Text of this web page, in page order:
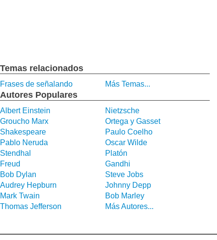
Temas relacionados
Frases de señalando Más Temas...
Autores Populares
Albert Einstein
Nietzsche
Groucho Marx
Ortega y Gasset
Shakespeare
Paulo Coelho
Pablo Neruda
Oscar Wilde
Stendhal
Platón
Freud
Gandhi
Bob Dylan
Steve Jobs
Audrey Hepburn
Johnny Depp
Mark Twain
Bob Marley
Thomas Jefferson
Más Autores...